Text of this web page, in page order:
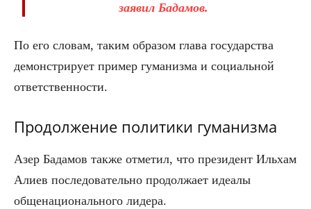
заявил Бадамов.
По его словам, таким образом глава государства
демонстрирует пример гуманизма и социальной
ответственности.
Продолжение политики гуманизма
Азер Бадамов также отметил, что президент Ильхам
Алиев последовательно продолжает идеалы
общенационального лидера.